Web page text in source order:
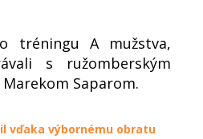
tréningu A mužstva,
s ružomberským
Saparom.
vďaka výbornému obratu